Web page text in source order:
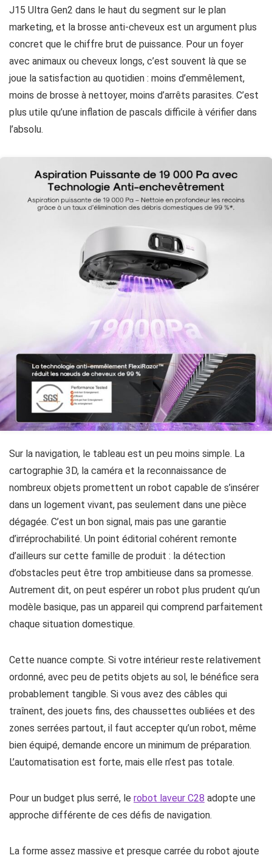
J15 Ultra Gen2 dans le haut du segment sur le plan
marketing, et la brosse anti-cheveux est un argument plus
concret que le chiffre brut de puissance. Pour un foyer
avec animaux ou cheveux longs, c’est souvent là que se
joue la satisfaction au quotidien : moins d’emmêlement,
moins de brosse à nettoyer, moins d’arrêts parasites. C’est
plus utile qu’une inflation de pascals difficile à vérifier dans
l’absolu.
Sur la navigation, le tableau est un peu moins simple. La
cartographie 3D, la caméra et la reconnaissance de
nombreux objets promettent un robot capable de s’insérer
dans un logement vivant, pas seulement dans une pièce
dégagée. C’est un bon signal, mais pas une garantie
d’irréprochabilité. Un point éditorial cohérent remonte
d’ailleurs sur cette famille de produit : la détection
d’obstacles peut être trop ambitieuse dans sa promesse.
Autrement dit, on peut espérer un robot plus prudent qu’un
modèle basique, pas un appareil qui comprend parfaitement
chaque situation domestique.
Cette nuance compte. Si votre intérieur reste relativement
ordonné, avec peu de petits objets au sol, le bénéfice sera
probablement tangible. Si vous avez des câbles qui
traînent, des jouets fins, des chaussettes oubliées et des
zones serrées partout, il faut accepter qu’un robot, même
bien équipé, demande encore un minimum de préparation.
L’automatisation est forte, mais elle n’est pas totale.
Pour un budget plus serré, le robot laveur C28 adopte une
approche différente de ces défis de navigation.
La forme assez massive et presque carrée du robot ajoute